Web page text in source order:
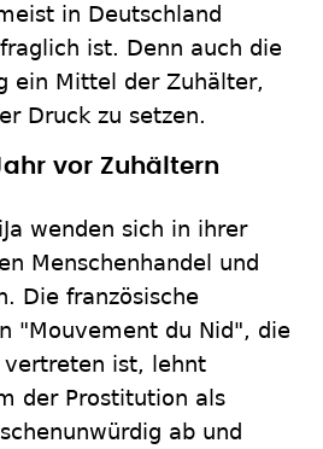
in Deutschland
ist. Denn auch die
ein Mittel der Zuhälter,
Druck zu setzen.
vor Zuhältern
wenden sich in ihrer
Menschenhandel und
Die französische
"Mouvement du Nid", die
vertreten ist, lehnt
der Prostitution als
ab und